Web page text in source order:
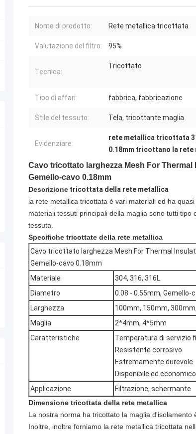
Nome di prodotto: Rete metallica tricottata
Valutazione del filtro: 95%
Tecnica:
Tricottato
Tipo di affari: fabbrica, fabbricazione
Stile del tessuto: Tela, tricottante maglia
Evidenziare:
rete metallica tricottata
0.18mm tricottano la rete
Cavo tricottato larghezza Mesh For
Gemello-cavo 0.18mm
Descrizione tricottata della rete metallica
la rete metallica tricottata è vari materiali ed ha
materiali tessuti principali della maglia sono tutti
tessuta.
Specifiche tricottate della rete metallica
Cavo tricottato larghezza Mesh For Thermal
Gemello-cavo 0.18mm
Materiale
304, 316, 316L
Diametro
0.08 - 0.55mm, Gemello-
Larghezza
100mm, 150mm,
Maglia
2*4mm, 4*5mm
Caratteristiche
Temperatura di servizio
Resistente corrosivo
Estremamente durevole
Disponibile ed economico
Applicazione
Filtrazione, schermante
Dimensione tricottata della rete metallica
La nostra norma ha tricottato la maglia
Inoltre, inoltre forniamo la rete metallica tricottata